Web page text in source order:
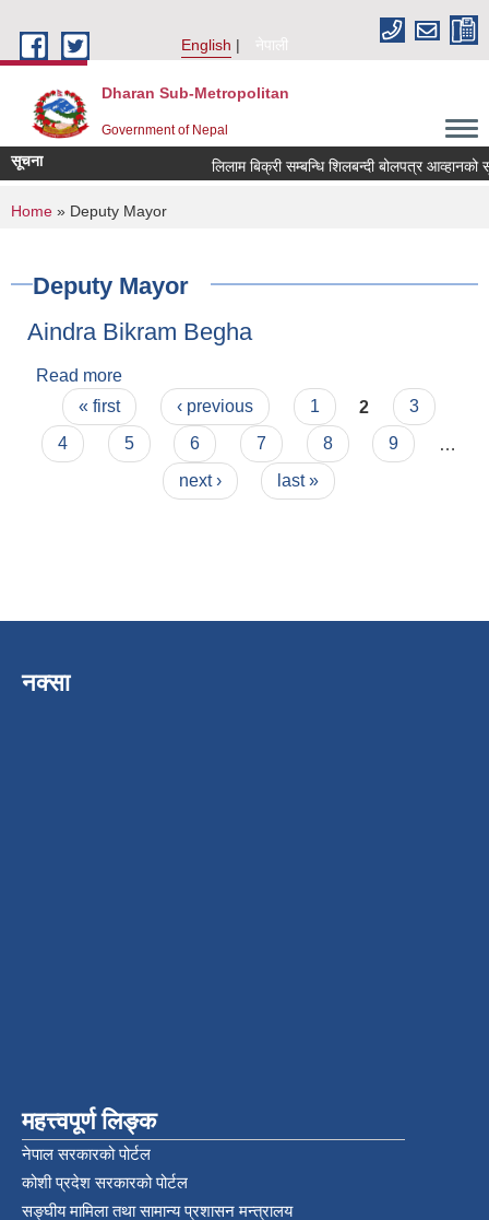
English
नेपाली
Dharan Sub-Metropolitan
Government of Nepal
सूचना लिलाम बिक्री सम्बन्धि शिलबन्दी
You are here
Home » Deputy Mayor
Deputy Mayor
Aindra Bikram Begha
Read more
Pages
« first ‹ previous 1 2
3
4
5 6 7 8 9
next ›
last »
नक्सा
महत्त्वपूर्ण लिङ्क
नेपाल सरकारको पोर्टल
कोशी प्रदेश सरकारको पोर्टल
सङ्‍घीय मामिला तथा सामान्य प्रशासन मन्त्रालय